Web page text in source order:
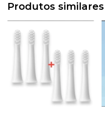
Produtos similares